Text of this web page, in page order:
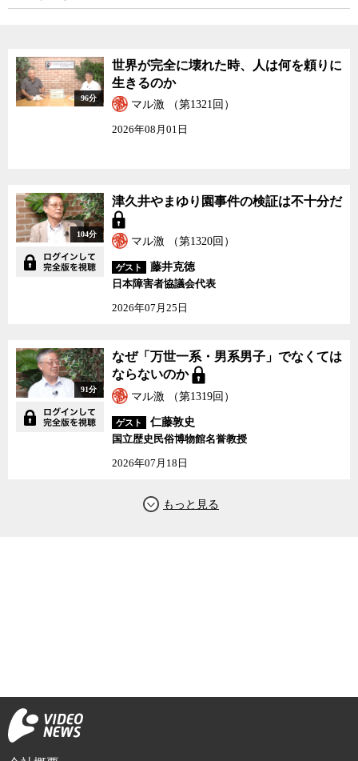
96分
世界が完全に壊れた時、人は何を頼りに
生きるのか
マル激 （第1321回）
2026年08月01日
104分
津久井やまゆり園事件の検証は不十分だ
マル激 （第1320回）
ゲスト
藤井克徳
日本障害者協議会代表
2026年07月25日
91分
なぜ「万世一系・男系男子」でなくては
ならないのか
マル激 （第1319回）
ゲスト
仁藤敦史
国立歴史民俗博物館名誉教授
2026年07月18日